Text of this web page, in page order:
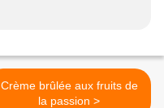
Crème brûlée aux fruits de
la passion >